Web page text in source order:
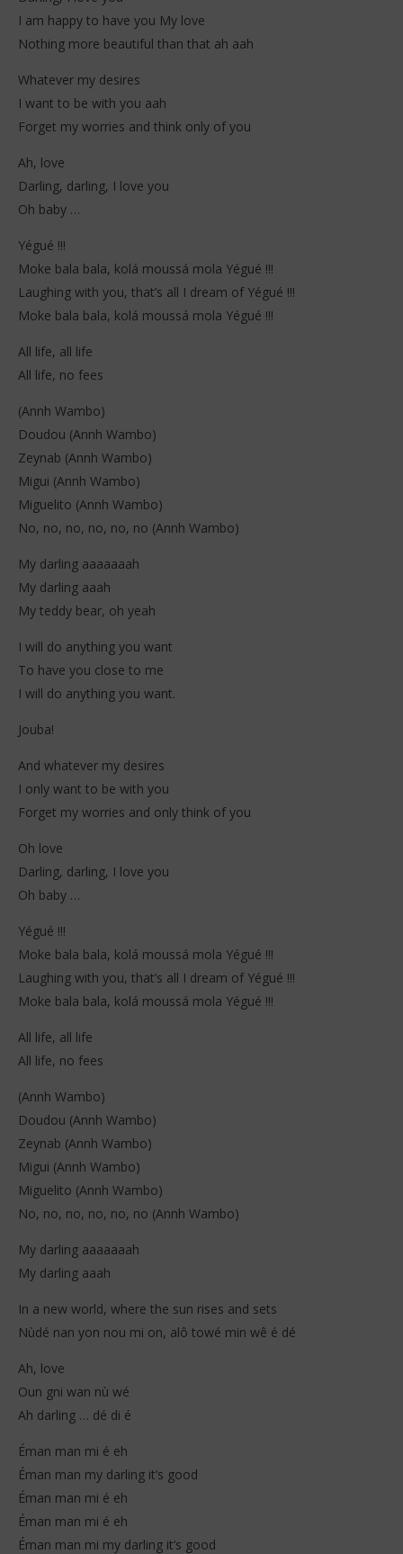
I am happy to have you My love
Nothing more beautiful than that ah aah
Whatever my desires
I want to be with you aah
Forget my worries and think only of you
Ah, love
Darling, darling, I love you
Oh baby …
Yégué !!!
Moke bala bala, kolá moussá mola Yégué !!!
Laughing with you, that’s all I dream of Yégué !!!
Moke bala bala, kolá moussá mola Yégué !!!
All life, all life
All life, no fees
(Annh Wambo)
Doudou (Annh Wambo)
Zeynab (Annh Wambo)
Migui (Annh Wambo)
Miguelito (Annh Wambo)
No, no, no, no, no, no (Annh Wambo)
My darling aaaaaaah
My darling aaah
My teddy bear, oh yeah
I will do anything you want
To have you close to me
I will do anything you want.
Jouba!
And whatever my desires
I only want to be with you
Forget my worries and only think of you
Oh love
Darling, darling, I love you
Oh baby …
Yégué !!!
Moke bala bala, kolá moussá mola Yégué !!!
Laughing with you, that’s all I dream of Yégué !!!
Moke bala bala, kolá moussá mola Yégué !!!
All life, all life
All life, no fees
(Annh Wambo)
Doudou (Annh Wambo)
Zeynab (Annh Wambo)
Migui (Annh Wambo)
Miguelito (Annh Wambo)
No, no, no, no, no, no (Annh Wambo)
My darling aaaaaaah
My darling aaah
In a new world, where the sun rises and sets
Nùdé nan yon nou mi on, alô towé min wê é dé
Ah, love
Oun gni wan nù wé
Ah darling … dé di é
Éman man mi é eh
Éman man my darling it’s good
Éman man mi é eh
Éman man mi é eh
Éman man mi my darling it’s good